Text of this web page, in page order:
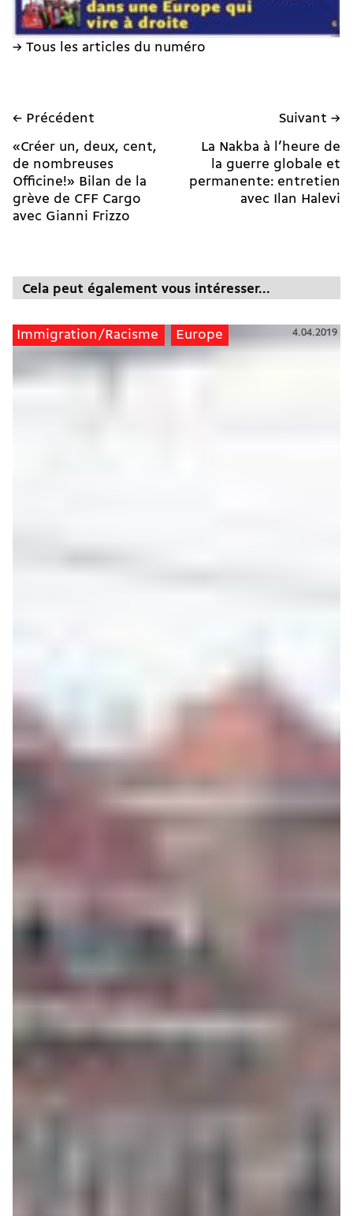
→ Tous les articles du numéro
← Précédent
«Créer un, deux, cent,
de nombreuses
Officine!» Bilan de la
grève de CFF Cargo
avec Gianni Frizzo
Suivant →
La Nakba à l’heure de
la guerre globale et
permanente: entretien
avec Ilan Halevi
Cela peut également vous intéresser...
Immigration/Racisme Europe 4.04.2019